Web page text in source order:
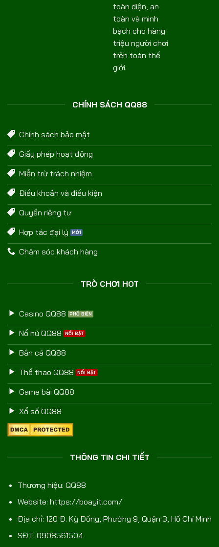
toàn diện, an
toàn và minh
bạch cho hàng
triệu người chơi
trên toàn thế
giới.
CHÍNH SÁCH QQ88
Chính sách bảo mật
Giấy phép hoạt động
Miễn trừ trách nhiệm
Điều khoản và điều kiện
Quyền riêng tư
Hợp tác đại lý
Chăm sóc khách hàng
TRÒ CHƠI HOT
Casino QQ88
Nổ hũ QQ88
Bắn cá QQ88
Thể thao QQ88
Game bài QQ88
Xổ số QQ88
THÔNG TIN CHI TIẾT
Thương hiệu: QQ88
Website: https://boayit.com/
Địa chỉ: 120 Đ. Kỳ Đồng, Phường 9, Quận 3, Hồ Chí Minh
SĐT: 0908561504